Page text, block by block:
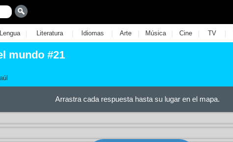
Lengua | Literatura | Idiomas | Arte | Música | Cine | TV |
mundo #21
Arrastra cada respuesta hasta su lugar en el mapa.